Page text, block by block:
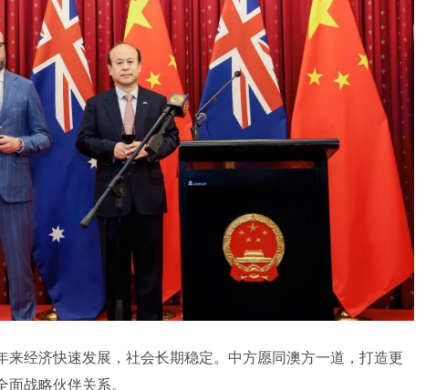
来经济快速发展，社会长期稳定。中方愿同澳方一道，打造更
战略伙伴关系。